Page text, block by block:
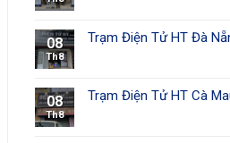
08
Th8
Trạm Điện Tử HT Đà
08
Th8
Trạm Điện Tử HT Cà